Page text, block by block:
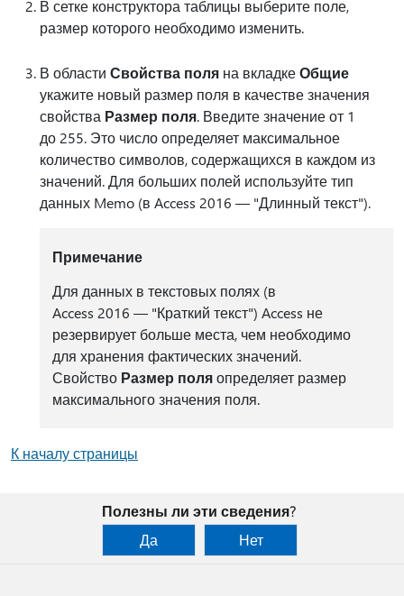
В сетке конструктора таблицы выберите поле,
размер которого необходимо изменить.
В области Свойства поля на вкладкеОбщие
укажите новый размер поля в качестве значения
свойства Размер поля. Введите значение от 1
до 255. Это число определяет максимальное
количество символов, содержащихся в каждом из
значений. Для больших полей используйте тип
данных Memo (в Access 2016 — "Длинный текст").
Примечание
Для данных в текстовых полях (в
Access 2016 — "Краткий текст") Access не
резервирует больше места, чем необходимо
для хранения фактических значений.
Свойство Размер поляопределяет размер
максимального значения поля.
К началу страницы
Полезны ли эти сведения?
Да
Нет